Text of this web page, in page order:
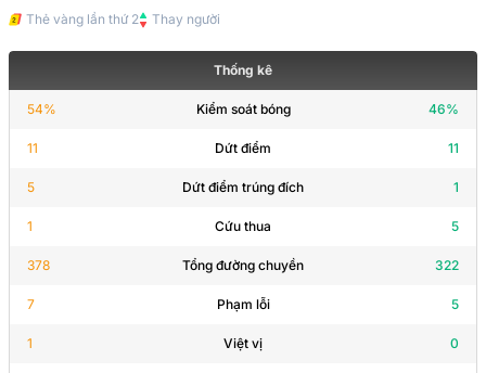
Thống kê
54% Kiểm soát bóng 46%
11 Dứt điểm 11
5 Dứt điểm trúng đích 1
1 Cứu thua 5
378 Tổng đường chuyền 322
7 Phạm lỗi 5
1 Việt vị 0
Thẻ vàng lần thứ 2
Thay người